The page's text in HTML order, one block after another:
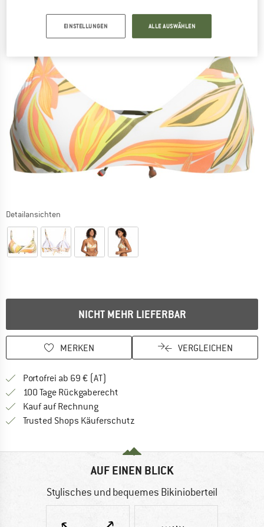
Detailansichten
NICHT MEHR LIEFERBAR
MERKEN VERGLEICHEN
Portofrei ab 69 € (AT)
100 Tage Rückgaberecht
Kauf auf RechnungFinde die Zahlungs-Infos hier! Öffnet
Trusted Shops Käuferschutz
AUF EINEN BLICK
Stylisches und bequemes Bikinioberteil
EINSTELLUNGEN ALLE AUSWÄHLEN